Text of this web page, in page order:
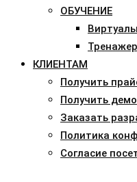
ОБУЧЕНИЕ
КЛИЕНТАМ
Получить
Получить демо
Заказать
Политика
Согласие